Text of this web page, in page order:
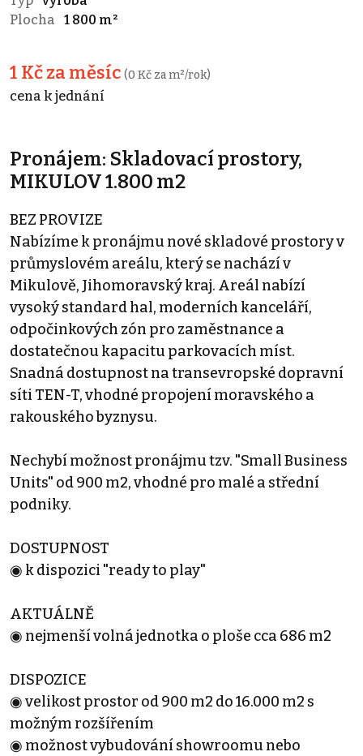
Plocha
1 800 m²
1 Kč za měsíc (0 Kč za m²/rok)
cena k jednání
Pronájem: Skladovací prostory,
MIKULOV 1.800 m2
BEZ PROVIZE
Nabízíme k pronájmu nové skladové prostory v
průmyslovém areálu, který se nachází v
Mikulově, Jihomoravský kraj. Areál nabízí
vysoký standard hal, moderních kanceláří,
odpočinkových zón pro zaměstnance a
dostatečnou kapacitu parkovacích míst.
Snadná dostupnost na transevropské dopravní
síti TEN-T, vhodné propojení moravského a
rakouského byznysu.
Nechybí možnost pronájmu tzv. "Small Business
Units" od 900 m2, vhodné pro malé a střední
podniky.
DOSTUPNOST
◉ k dispozici "ready to play"
AKTUÁLNĚ
◉ nejmenší volná jednotka o ploše cca 686 m2
DISPOZICE
◉ velikost prostor od 900 m2 do 16.000 m2 s
možným rozšířením
◉ možnost vybudování showroomu nebo